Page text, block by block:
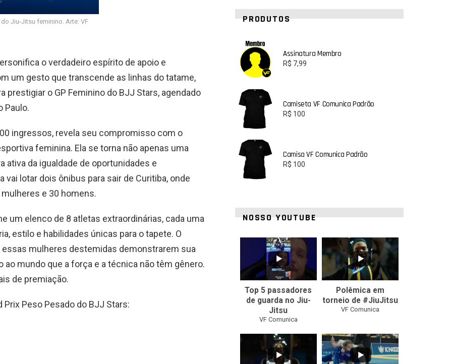
Jiu-Jitsu feminino. Arte: VF
o verdadeiro espírito de apoio e
um gesto que transcende as linhas do tatame,
prestigiar o GP Feminino do BJJ Stars, agendado
Paulo.
ingressos, revela seu compromisso com o
feminina. Ela se torna não apenas uma
ativa da igualdade de oportunidades e
lotar dois ônibus para sair de Curitiba, onde
e 30 homens.
um elenco de 8 atletas extraordinárias, cada uma
estilo e habilidades únicas para o tapete. O
mulheres destemidas demonstrarem sua
mundo que a força e a técnica não têm gênero.
de premiação.
Peso Pesado do BJJ Stars:
PRODUTOS
Assinatura Membro
R$ 7,99
Camiseta VF Comunica Padrão
R$ 100
Camisa VF Comunica Padrão
R$ 100
NOSSO YOUTUBE
0
Top 5 passadores
de guarda no Jiu-
Jitsu
VF Comunica
46 1
Polêmica em
torneio de #JiuJitsu
VF Comunica
0